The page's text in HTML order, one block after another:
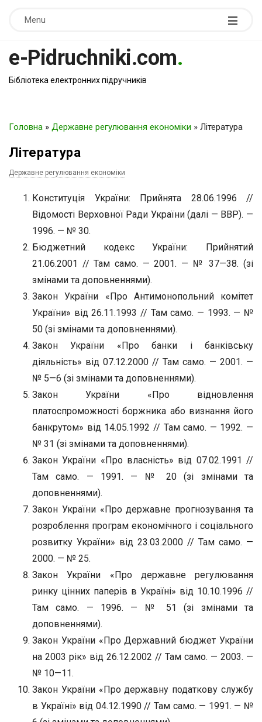
Menu
e-Pidruchniki.com.
Бібліотека електронних підручників
Головна » Державне регулювання економіки » Література
Література
Державне регулювання економіки
Конституція України: Прийнята 28.06.1996 //
Відомості Верховної Ради України (далі — ВВР). —
1996. — № 30.
Бюджетний кодекс України: Прийнятий
21.06.2001 // Там само. — 2001. — № 37—38. (зі
змінами та доповненнями).
Закон України «Про Антимонопольний комітет
України» від 26.11.1993 // Там само. — 1993. — №
50 (зі змінами та доповненнями).
Закон України «Про банки і банківську
діяльність» від 07.12.2000 // Там само. — 2001. —
№ 5—6 (зі змінами та доповненнями).
Закон України «Про відновлення
платоспроможності боржника або визнання його
банкрутом» від 14.05.1992 // Там само. — 1992. —
№ 31 (зі змінами та доповненнями).
Закон України «Про власність» від 07.02.1991 //
Там само. — 1991. — № 20 (зі змінами та
доповненнями).
Закон України «Про державне прогнозування та
розроблення програм економічного і соціального
розвитку України» від 23.03.2000 // Там само. —
2000. — № 25.
Закон України «Про державне регулювання
ринку цінних паперів в Україні» від 10.10.1996 //
Там само. — 1996. — № 51 (зі змінами та
доповненнями).
Закон України «Про Державний бюджет України
на 2003 рік» від 26.12.2002 // Там само. — 2003. —
№ 10—11.
Закон України «Про державну податкову службу
в Україні» від 04.12.1990 // Там само. — 1991. — №